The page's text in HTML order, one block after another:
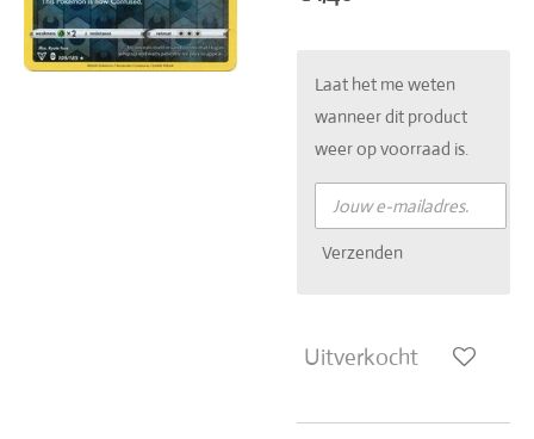
Laat het me weten
wanneer dit product
weer op voorraad is.
Verzenden
Uitverkocht